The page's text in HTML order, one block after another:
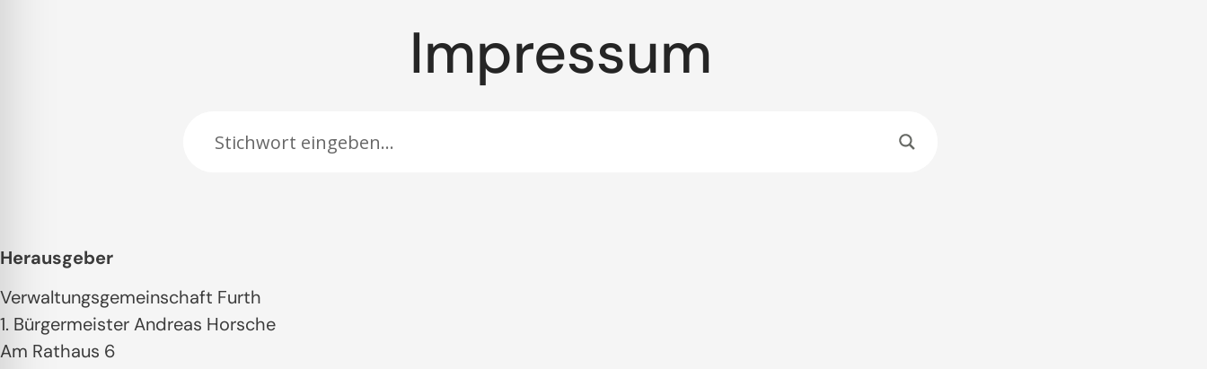
Impressum
Herausgeber
Verwaltungsgemeinschaft Furth
1. Bürgermeister Andreas Horsche
Am Rathaus 6